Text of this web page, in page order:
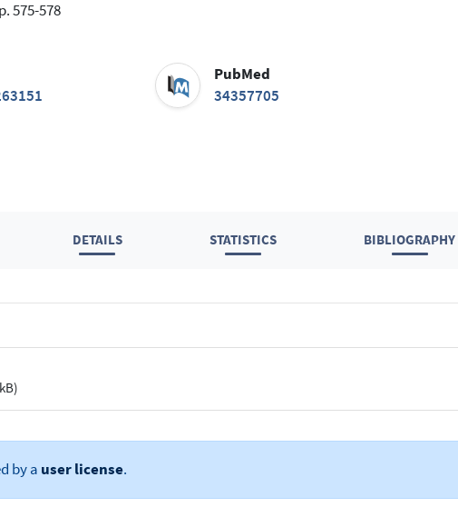
575-578
PubMed
34357705
DETAILS STATISTICS BIBLIOGRAPHY
by a user license.